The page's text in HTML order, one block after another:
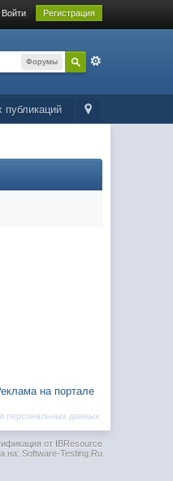
Войти Регистрация
Форумы
публикаций
на портале
персональных данных
от IBResource
на: Software-Testing.Ru